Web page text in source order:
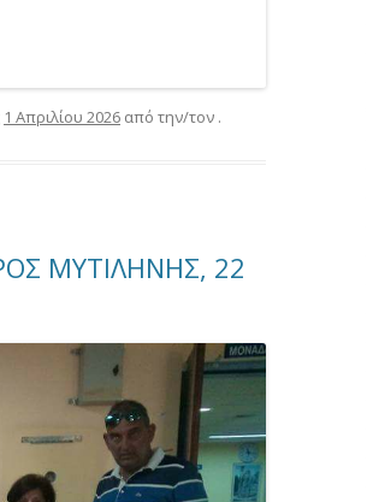
1 Απριλίου 2026 από την/τον .
ΜΥΤΙΛΗΝΗΣ, 22